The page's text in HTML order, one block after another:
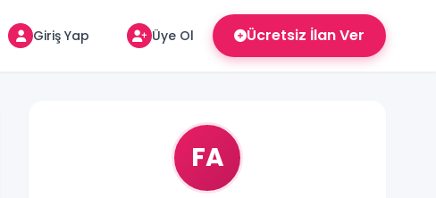
Giriş Yap Üye Ol Ücretsiz İlan Ver
FA